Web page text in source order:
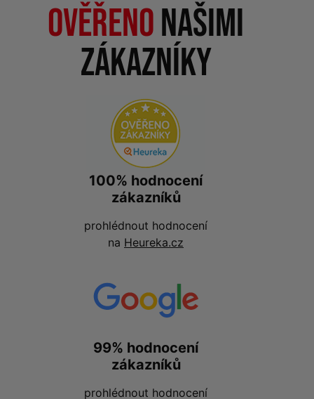
Ověřenonašimi
zákazníky
100% hodnocení
zákazníků
prohlédnout hodnocení
na Heureka.cz
99% hodnocení
zákazníků
prohlédnout hodnocení